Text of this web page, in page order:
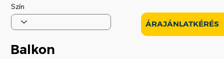
Szín
Balkon
ÁRAJÁNLATKÉRÉS